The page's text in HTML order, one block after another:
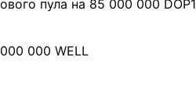
пула на 85 000 000 DOP1
000 WELL